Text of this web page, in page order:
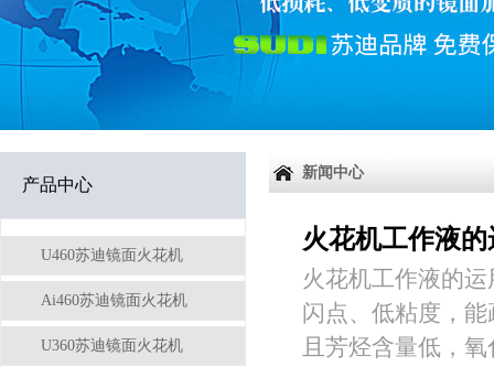
产品中心
U460苏迪镜面火花机
Ai460苏迪镜面火花机
U360苏迪镜面火花机
新闻中心
火花机工作液
火花机工作液的
闪点、低粘度，
且芳烃含量低，